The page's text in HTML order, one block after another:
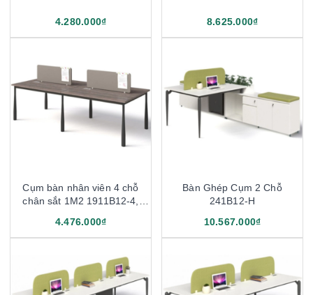
4.280.000₫ 8.625.000₫
Cụm bàn nhân viên 4 chỗ
chân sắt 1M2 1911B12-4,
4.476.000₫
Bàn Ghép Cụm 2 Chỗ
241B12-H
10.567.000₫